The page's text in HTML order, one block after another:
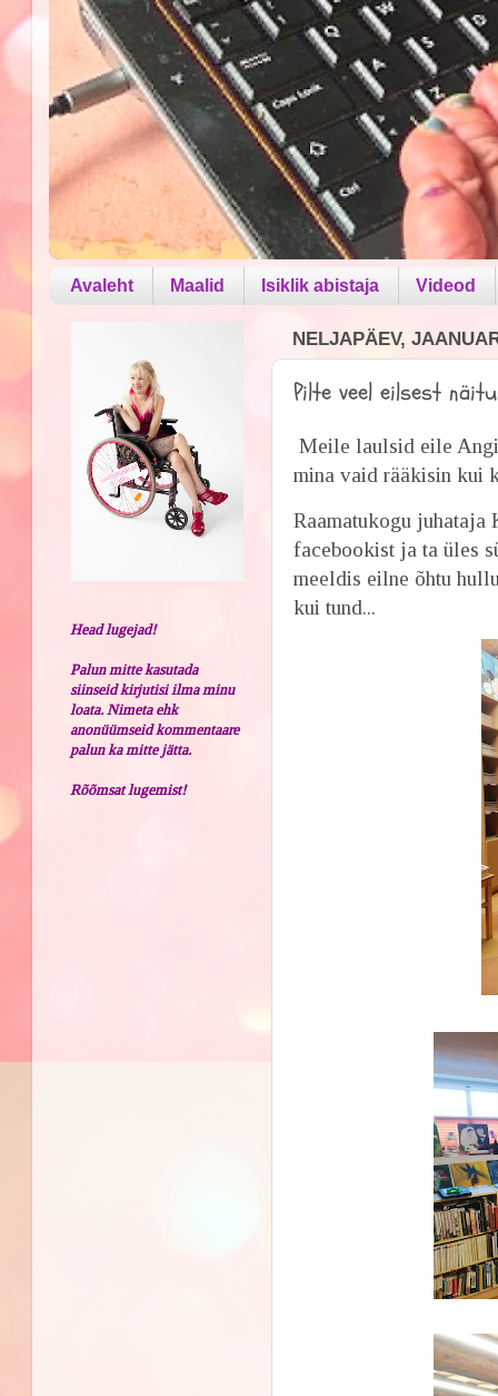
Avaleht Maalid Isiklik abistaja Videod
NELJAPÄEV,
Pilte veel eilsest
Meile laulsid eile
mina vaid rääkisin kui
Raamatukogu juhataja
facebookist ja ta üles
meeldis eilne õhtu
kui tund...
Head lugejad!
Palun mitte kasutada
siinseid kirjutisi ilma minu
loata. Nimeta ehk
anonüümseid kommentaare
palun ka mitte jätta.
Rõõmsat lugemist!